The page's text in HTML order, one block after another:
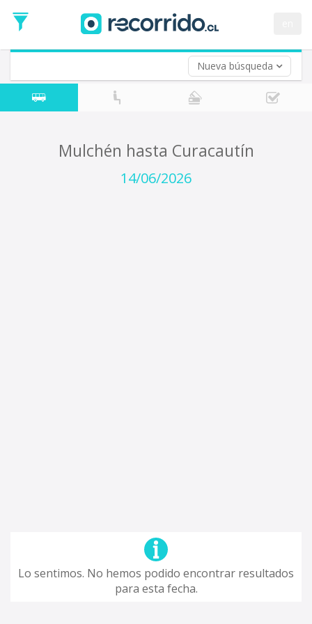
Nueva búsqueda
de
Ida
Vuelta (opcional)
Fecha
de
Mulchén hasta Curacautín
14/06/2026
Lo sentimos. No hemos podido encontrar resultados
para esta fecha.